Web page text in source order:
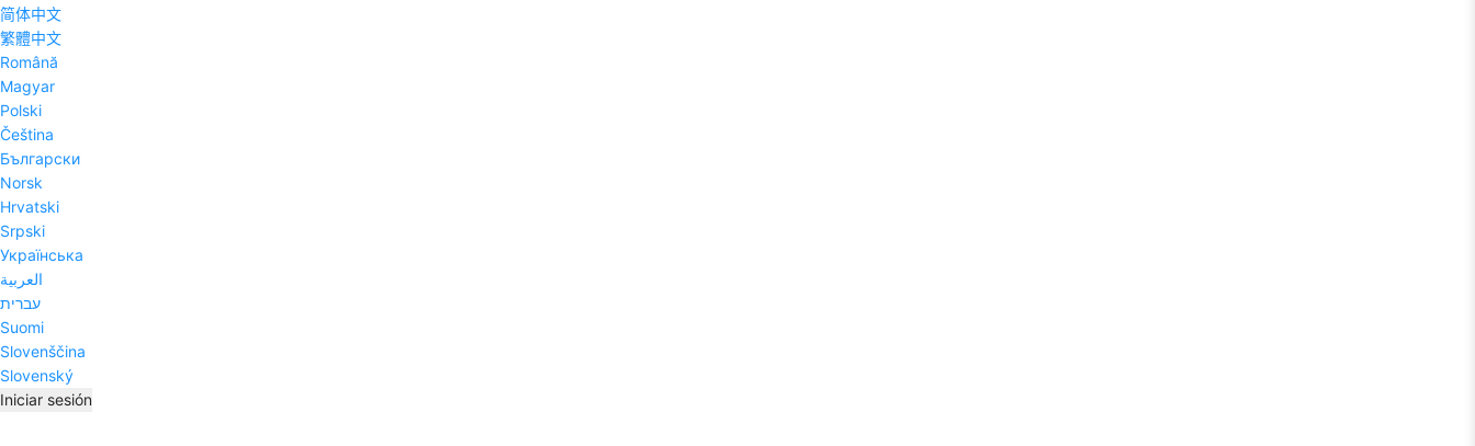
简体中文
繁體中文
Română
Magyar
Polski
Čeština
Български
Norsk
Hrvatski
Srpski
Українська
العربية
עברית
Suomi
Slovenščina
Slovenský
Iniciar sesión